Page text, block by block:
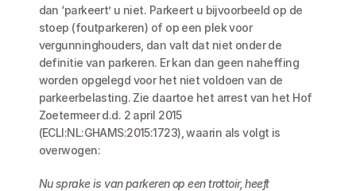
dan ‘parkeert’ u niet. Parkeert u bijvoorbeeld op de
stoep (foutparkeren) of op een plek voor
vergunninghouders, dan valt dat niet onder de
definitie van parkeren. Er kan dan geen naheffing
worden opgelegd voor het niet voldoen van de
parkeerbelasting. Zie daartoe het arrest van het Hof
Zoetermeer d.d. 2 april 2015
(ECLI:NL:GHAMS:2015:1723), waarin als volgt is
overwogen:
Nu sprake is van parkeren op een trottoir, heeft